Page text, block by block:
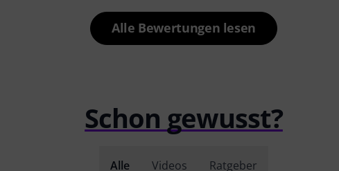
Alle Bewertungen lesen
Schon gewusst?
Alle Videos Ratgeber